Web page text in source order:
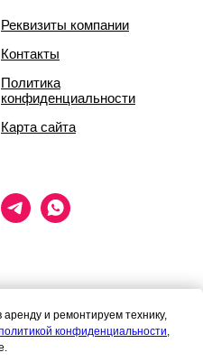
Реквизиты компании
Контакты
Политика
конфиденциальности
Карта сайта
при каких условиях
цены, размещённые на сайте, не
и ремонтируем технику,
конфиденциальности,